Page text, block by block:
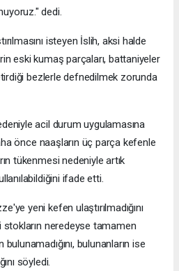
dedi.
isteyen İslih, aksi halde
eski kumaş parçaları, battaniyeler
bezlerle defnedilmek zorunda
acil durum uygulamasına
önce naaşların üç parça kefenle
tükenmesi nedeniyle artık
ifade etti.
yeni kefen ulaştırılmadığını
neredeyse tamamen
bulunanların ise
söyledi.